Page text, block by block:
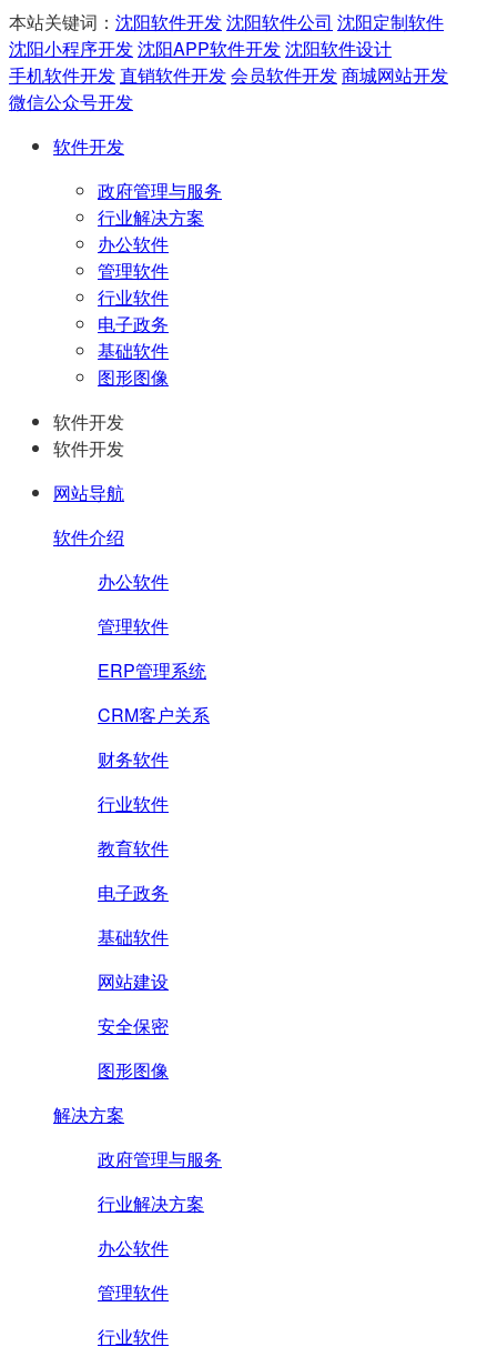
本站关键词： 沈阳软件开发沈阳软件公司 沈阳定制软件
沈阳小程序开发沈阳APP软件开发沈阳软件设计
手机软件开发直销软件开发会员软件开发商城网站开发
微信公众号开发
软件开发
政府管理与服务
行业解决方案
办公软件
管理软件
行业软件
电子政务
基础软件
图形图像
软件开发
软件开发
网站导航
软件介绍
办公软件
管理软件
ERP管理系统
CRM客户关系
财务软件
行业软件
教育软件
电子政务
基础软件
网站建设
安全保密
图形图像
解决方案
政府管理与服务
行业解决方案
办公软件
管理软件
行业软件